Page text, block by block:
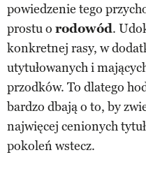
powiedzenie tego
prostu o rodowód.
konkretnej rasy, w
utytułowanych i
przodków. To dlatego
bardzo dbają o to, by
najwięcej cenionych
pokoleń wstecz.